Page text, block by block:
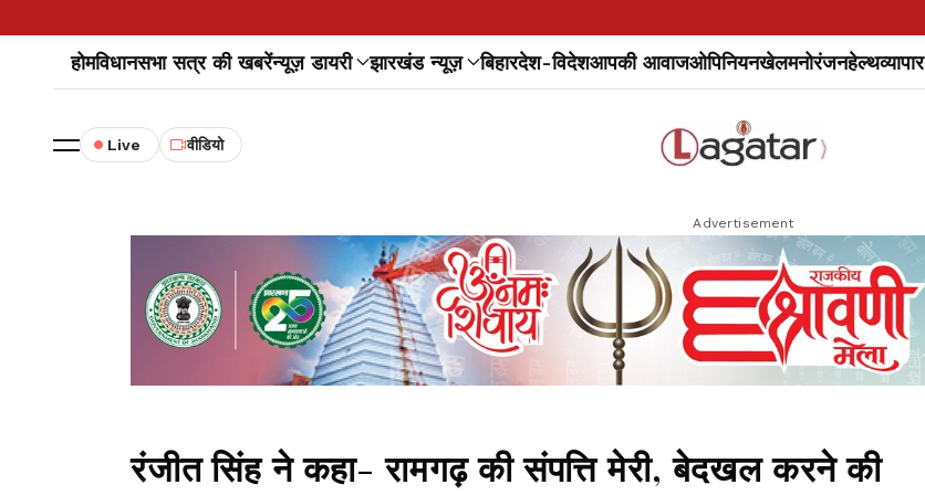
होमविधानसभा सत्र की खबरेंन्यूज़ डायरी झारखंड न्यूज़ बिहारदेश-विदेशआपकी आवाजओपिनियनखेलमनोरंजनहेल्थव्यापार
Live वीडियो
Advertisement
रंजीत सिंह ने कहा- रामगढ़ की संपत्ति मेरी, बेदखल करने की